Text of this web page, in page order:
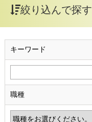
絞り込んで探す
キーワード
職種